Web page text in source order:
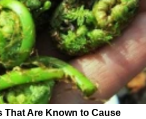
That Are Known to Cause